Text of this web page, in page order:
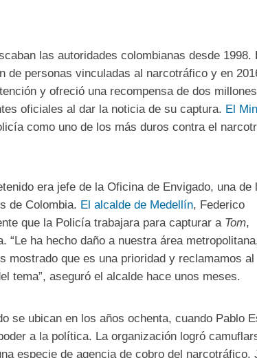
las autoridades colombianas desde 1998.
de personas vinculadas al narcotráfico y en
y ofreció una recompensa de dos
oficiales al dar la noticia de su captura. El
como uno de los más duros contra el
era jefe de la Oficina de Envigado, una de
de Colombia. El alcalde de Medellín, Federico
que la Policía trabajara para capturar a Tom,
“Le ha hecho daño a nuestra área
mostrado que es una prioridad y reclamamos al
tema”, aseguró el alcalde hace unos meses.
se ubican en los años ochenta, cuando Pablo
a la política. La organización logró
especie de agencia de cobro del narcotráfico.